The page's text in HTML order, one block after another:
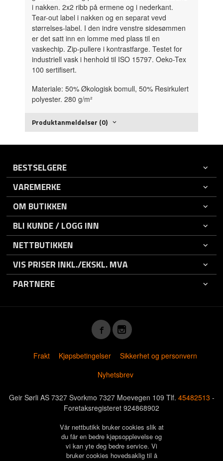
i nakken. 2x2 ribb på ermene og i nederkant.
Tear-out label i nakken og en separat vevd
størrelses-label. I den indre venstre sidesømmen
er det satt inn en lomme med plass til en
vaskechip. Zip-pullere i kontrastfarge. Testet for
industriell vask i henhold til ISO 15797. Oeko-Tex
100 sertifisert.
Materiale: 50% Økologisk bomull, 50% Resirkulert
polyester. 280 g/m²
Produktanmeldelser (0)
BESTSELGERE
VAREMERKE
OM BUTIKKEN
BLI KUNDE / LOGG INN
NETTBUTIKKEN
VIS PRISER INKL./EKSKL. MVA
PARTNERE
Frakt Kjøpsbetingelser
Sikkerhet og personvern
Nyhetsbrev
Geir Sørli AS 7327 Svorkmo 7327 Moevegen 109 Tlf. 45482513 -
Foretaksregisteret 924868902
Vår nettbutikk bruker cookies slik at
du får en bedre kjøpsopplevelse og
vi kan yte deg bedre service. Vi
bruker cookies hovedsaklig til å